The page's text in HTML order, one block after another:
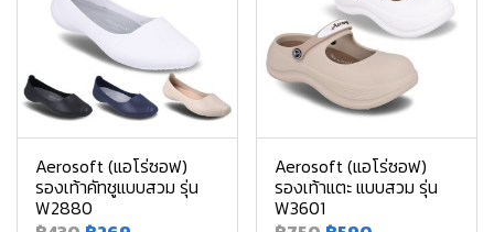
Aerosoft (แอโร่ซอฟ)
รองเท้าคัทชูแบบสวม รุ่น
W2880
Aerosoft (แอโร่ซอฟ)
รองเท้าแตะ แบบสวม รุ่น
W3601